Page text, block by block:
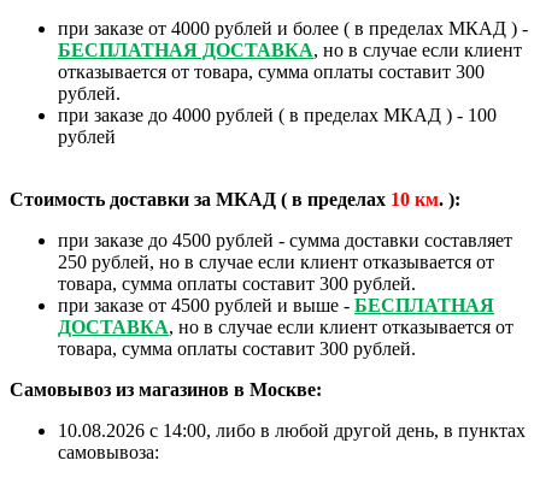
при заказе от 4000 рублей и более ( в пределах МКАД ) -
БЕСПЛАТНАЯ ДОСТАВКА, но в случае если клиент
отказывается от товара, сумма оплаты составит 300
рублей.
при заказе до 4000 рублей ( в пределах МКАД ) - 100
рублей
Стоимость доставки за МКАД ( в пределах 10 км. ):
при заказе до 4500 рублей - сумма доставки составляет
250 рублей, но в случае если клиент отказывается от
товара, сумма оплаты составит 300 рублей.
при заказе от 4500 рублей и выше - БЕСПЛАТНАЯ
ДОСТАВКА, но в случае если клиент отказывается от
товара, сумма оплаты составит 300 рублей.
Самовывоз из магазинов в Москве:
10.08.2026 с 14:00, либо в любой другой день, в пунктах
самовывоза: